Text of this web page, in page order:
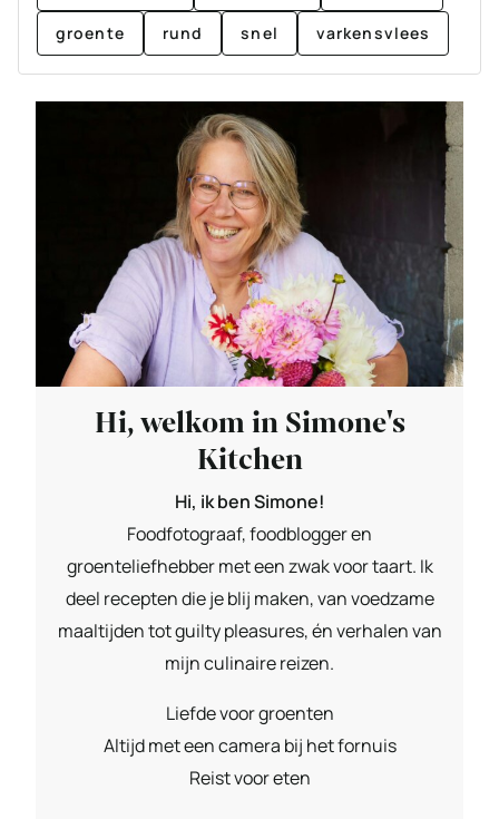
groente rund snel varkensvlees
Hi, welkom in Simone's
Kitchen
Hi, ik ben Simone!
Foodfotograaf, foodblogger en
groenteliefhebber met een zwak voor taart. Ik
deel recepten die je blij maken, van voedzame
maaltijden tot guilty pleasures, én verhalen van
mijn culinaire reizen.
Liefde voor groenten
Altijd met een camera bij het fornuis
Reist voor eten